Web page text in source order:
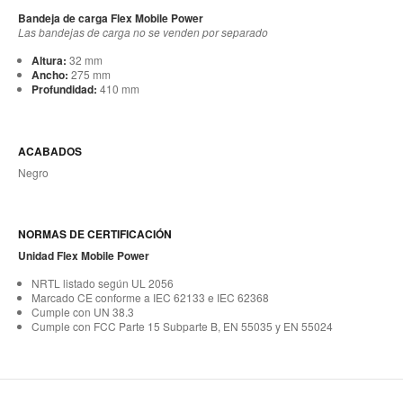
Bandeja de carga Flex Mobile Power
Las bandejas de carga no se venden por separado
Altura: 32 mm
Ancho: 275 mm
Profundidad: 410 mm
ACABADOS
Negro
NORMAS DE CERTIFICACIÓN
Unidad Flex Mobile Power
NRTL listado según UL 2056
Marcado CE conforme a IEC 62133 e IEC 62368
Cumple con UN 38.3
Cumple con FCC Parte 15 Subparte B, EN 55035 y EN 55024